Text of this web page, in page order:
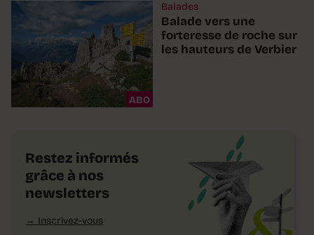
ABO
Balades
Balade vers une
forteresse de roche sur
les hauteurs de Verbier
Restez informés
grâce à nos
newsletters
Inscrivez-vous